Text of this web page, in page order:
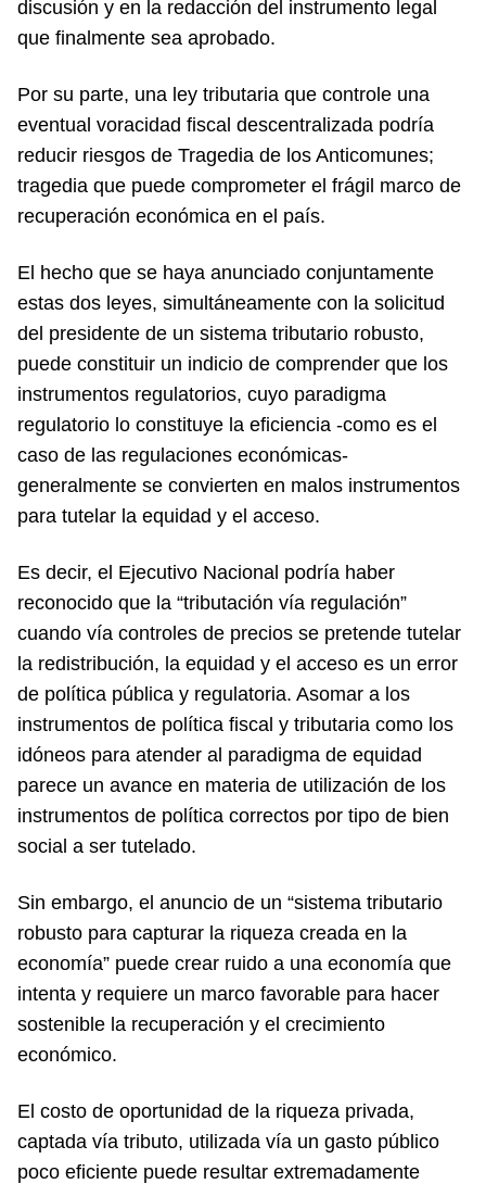
discusión y en la redacción del instrumento legal
que finalmente sea aprobado.
Por su parte, una ley tributaria que controle una
eventual voracidad fiscal descentralizada podría
reducir riesgos de Tragedia de los Anticomunes;
tragedia que puede comprometer el frágil marco de
recuperación económica en el país.
El hecho que se haya anunciado conjuntamente
estas dos leyes, simultáneamente con la solicitud
del presidente de un sistema tributario robusto,
puede constituir un indicio de comprender que los
instrumentos regulatorios, cuyo paradigma
regulatorio lo constituye la eficiencia -como es el
caso de las regulaciones económicas-
generalmente se convierten en malos instrumentos
para tutelar la equidad y el acceso.
Es decir, el Ejecutivo Nacional podría haber
reconocido que la “tributación vía regulación”
cuando vía controles de precios se pretende tutelar
la redistribución, la equidad y el acceso es un error
de política pública y regulatoria. Asomar a los
instrumentos de política fiscal y tributaria como los
idóneos para atender al paradigma de equidad
parece un avance en materia de utilización de los
instrumentos de política correctos por tipo de bien
social a ser tutelado.
Sin embargo, el anuncio de un “sistema tributario
robusto para capturar la riqueza creada en la
economía” puede crear ruido a una economía que
intenta y requiere un marco favorable para hacer
sostenible la recuperación y el crecimiento
económico.
El costo de oportunidad de la riqueza privada,
captada vía tributo, utilizada vía un gasto público
poco eficiente puede resultar extremadamente